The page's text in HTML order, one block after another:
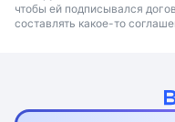
чтобы ей подписывался
составлять какое-то